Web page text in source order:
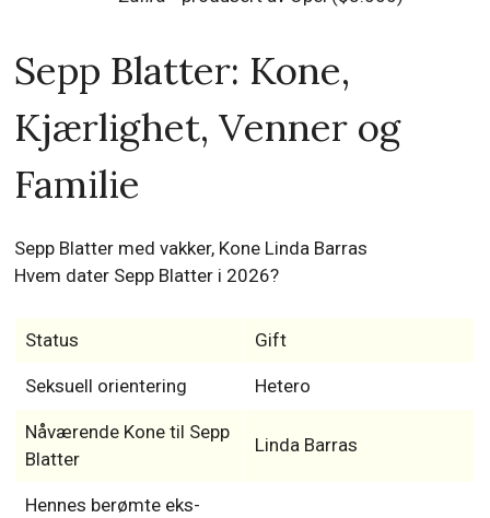
Sepp Blatter: Kone,
Kjærlighet, Venner og
Familie
Sepp Blatter med vakker, Kone Linda Barras
Hvem dater Sepp Blatter i 2026?
Status Gift
Seksuell orientering Hetero
Nåværende Kone til Sepp
Blatter
Linda Barras
Hennes berømte eks-